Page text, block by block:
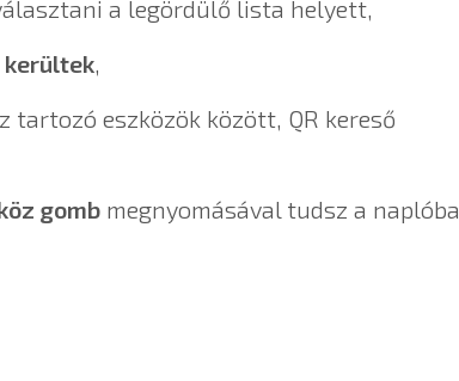
a legördülő lista helyett,
,
eszközök között, QR kereső
gomb megnyomásával tudsz a naplóba